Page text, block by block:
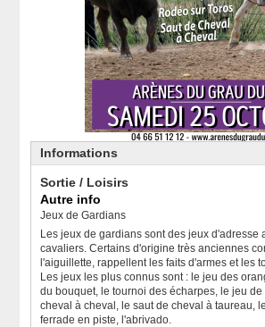
Informations
Sortie / Loisirs
Autre info
Jeux de Gardians
Les jeux de gardians sont des jeux d'adresse
cavaliers. Certains d'origine très anciennes
l'aiguillette, rappellent les faits d'armes et les
Les jeux les plus connus sont : le jeu des
du bouquet, le tournoi des écharpes, le jeu
cheval à cheval, le saut de cheval à taureau,
ferrade en piste, l'abrivado.